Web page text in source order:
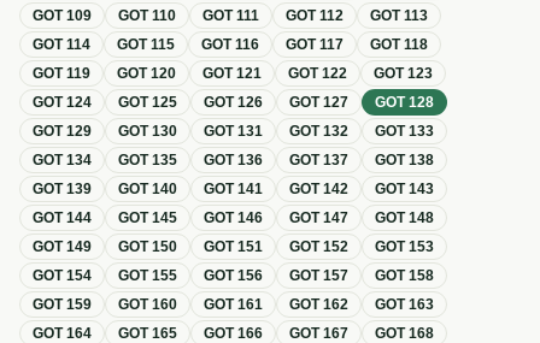
GOT109 GOT110 GOT111 GOT112 GOT113
GOT114 GOT115 GOT116 GOT117 GOT118
GOT119 GOT120 GOT121 GOT122 GOT123
GOT124 GOT125 GOT126 GOT127 GOT128
GOT129 GOT130 GOT131 GOT132 GOT133
GOT134 GOT135 GOT136 GOT137 GOT138
GOT139 GOT140 GOT141 GOT142 GOT143
GOT144 GOT145 GOT146 GOT147 GOT148
GOT149 GOT150 GOT151 GOT152 GOT153
GOT154 GOT155 GOT156 GOT157 GOT158
GOT159 GOT160 GOT161 GOT162 GOT163
GOT164 GOT165 GOT166 GOT167 GOT168